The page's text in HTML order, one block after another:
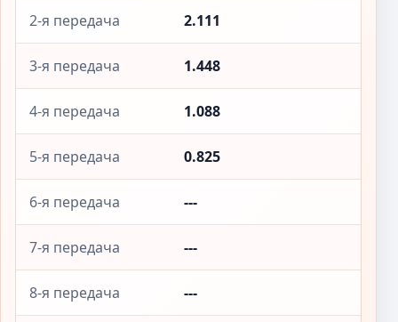
2-я передача 2.111
3-я передача 1.448
4-я передача 1.088
5-я передача 0.825
6-я передача ---
7-я передача ---
8-я передача ---